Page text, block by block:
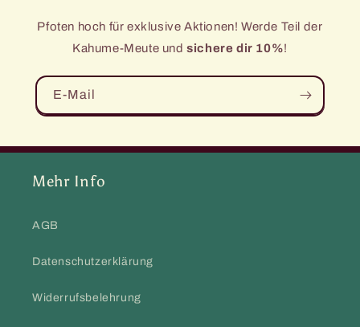
Pfoten hoch für exklusive Aktionen! Werde Teil der
Kahume-Meute undsichere dir 10%!
E-Mail
Mehr Info
AGB
Datenschutzerklärung
Widerrufsbelehrung